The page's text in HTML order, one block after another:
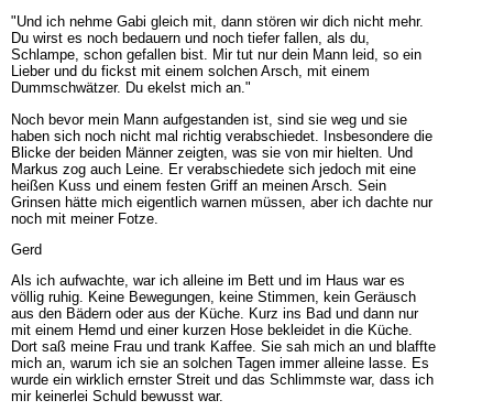
"Und ich nehme Gabi gleich mit, dann stören wir dich nicht mehr.
Du wirst es noch bedauern und noch tiefer fallen, als du,
Schlampe, schon gefallen bist. Mir tut nur dein Mann leid, so ein
Lieber und du fickst mit einem solchen Arsch, mit einem
Dummschwätzer. Du ekelst mich an."
Noch bevor mein Mann aufgestanden ist, sind sie weg und sie
haben sich noch nicht mal richtig verabschiedet. Insbesondere die
Blicke der beiden Männer zeigten, was sie von mir hielten. Und
Markus zog auch Leine. Er verabschiedete sich jedoch mit eine
heißen Kuss und einem festen Griff an meinen Arsch. Sein
Grinsen hätte mich eigentlich warnen müssen, aber ich dachte nur
noch mit meiner Fotze.
Gerd
Als ich aufwachte, war ich alleine im Bett und im Haus war es
völlig ruhig. Keine Bewegungen, keine Stimmen, kein Geräusch
aus den Bädern oder aus der Küche. Kurz ins Bad und dann nur
mit einem Hemd und einer kurzen Hose bekleidet in die Küche.
Dort saß meine Frau und trank Kaffee. Sie sah mich an und blaffte
mich an, warum ich sie an solchen Tagen immer alleine lasse. Es
wurde ein wirklich ernster Streit und das Schlimmste war, dass ich
mir keinerlei Schuld bewusst war.